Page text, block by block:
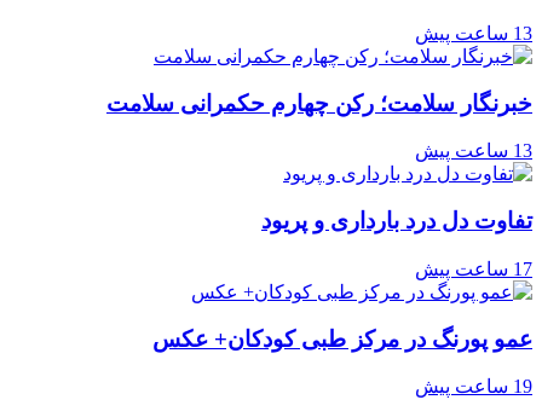
13 ساعت پیش
خبرنگار سلامت؛ رکن چهارم حکمرانی سلامت
13 ساعت پیش
تفاوت دل درد بارداری و پریود
17 ساعت پیش
عمو پورنگ در مرکز طبی کودکان+ عکس
19 ساعت پیش